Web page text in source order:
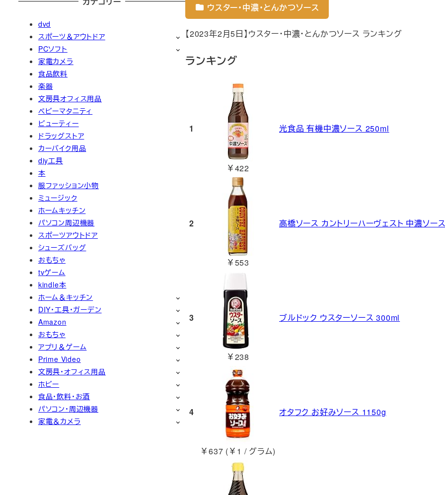
ウスター・中濃・とんかつソース
【2023年2月5日】ウスター・中濃・とんかつソース ランキング
ランキング
1
￥422
光食品 有機中濃ソース 250ml
2
￥553
高橋ソース カントリーハーヴェスト 中濃ソー
3
￥238
ブルドック ウスターソース 300ml
4
￥637 (￥1 / グラム)
オタフク お好みソース 1150g
dvd
スポーツ＆アウトドア
PCソフト
家電カメラ
食品飲料
楽器
文房具オフィス用品
ベビーマタニティ
ビューティー
ドラッグストア
カーバイク用品
diy工具
本
服ファッション小物
ミュージック
ホームキッチン
パソコン周辺機器
スポーツアウトドア
シューズバッグ
おもちゃ
tvゲーム
kindle本
ホーム＆キッチン
DIY・工具・ガーデン
Amazon
おもちゃ
アプリ＆ゲーム
Prime Video
文房具・オフィス用品
ホビー
食品・飲料・お酒
パソコン・周辺機器
家電＆カメラ